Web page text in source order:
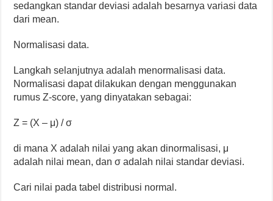
sedangkan standar deviasi adalah besarnya variasi data
dari mean.
Normalisasi data.
Langkah selanjutnya adalah menormalisasi data.
Normalisasi dapat dilakukan dengan menggunakan
rumus Z-score, yang dinyatakan sebagai:
Z = (X – μ) / σ
di mana X adalah nilai yang akan dinormalisasi, μ
adalah nilai mean, dan σ adalah nilai standar deviasi.
Cari nilai pada tabel distribusi normal.